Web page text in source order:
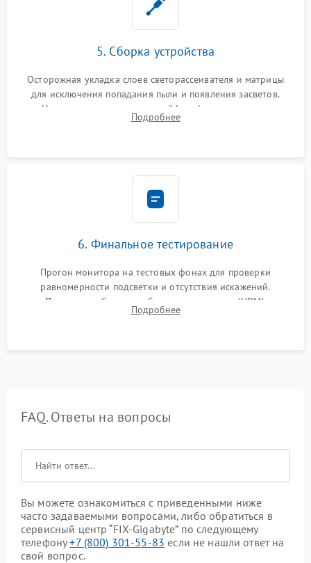
5. Сборка устройства
Осторожная укладка слоев светорассеивателя и матрицы
для исключения попадания пыли и появления засветов.
Надежное подключение шлейфов, фиксация плат и
аккуратное защелкивание пластикового корпуса монитора.
Подробнее
6. Финальное тестирование
Прогон монитора на тестовых фонах для проверки
равномерности подсветки и отсутствия искажений.
Проверка работоспособности всех портов (HDMI,
DisplayPort, VGA) и кнопок управления под нагрузкой в
Подробнее
FAQ. Ответы на вопросы
Вы можете ознакомиться с приведенными ниже
часто задаваемыми вопросами, либо обратиться в
сервисный центр “FIX-Gigabyte” по следующему
телефону+7 (800) 301-55-83 если не нашли ответ на
свой вопрос.